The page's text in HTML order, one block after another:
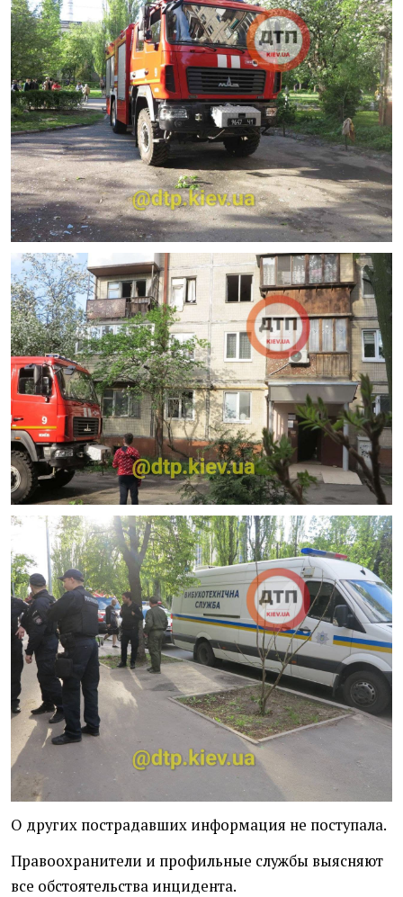
О других пострадавших информация не поступала.
Правоохранители и профильные службы выясняют
все обстоятельства инцидента.